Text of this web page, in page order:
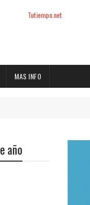
Tutiempo.net
MAS INFO
año